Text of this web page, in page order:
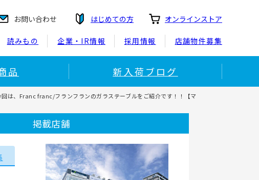
お問い合わせ はじめての方 オンラインストア
読みもの 企業・IR情報 採用情報 店舗物件募集
品 新入荷ブログ
回は、Franc franc/フランフランのガラステーブルをご紹介です！！【マ
掲載店舗